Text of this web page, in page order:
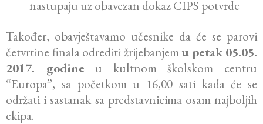
nastupaju uz obavezan dokaz CIPS potvrde
Također, obavještavamo učesnike da će se parovi
četvrtine finala odrediti žrijebanjemu petak 05.05.
2017. godineu kultnom školskom centru
“Europa”, sa početkom u 16,00 sati kada će se
održati i sastanak sa predstavnicima osam najboljih
ekipa.